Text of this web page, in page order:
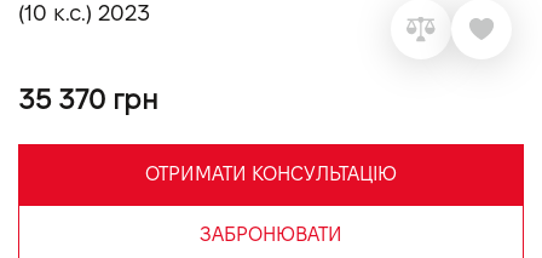
(10 к.с.) 2023
35 370 грн
ОТРИМАТИ КОНСУЛЬТАЦІЮ
ЗАБРОНЮВАТИ
VIDI Кар'єра
Контакти
Підпишись на наш канал та слідкуй за
акціями, послугами та новинками